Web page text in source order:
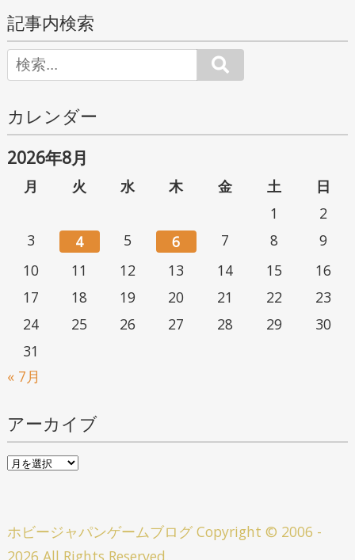
記事内検索
カレンダー
2026年8月
月 火 水 木 金 土
日
1
2
3
4 5 6 7 8
9
10
11 12 13 14 15
16
17
18 19 20 21 22
23
24
25 26 27 28 29
30
31
« 7月
アーカイブ
ア
イ
ホビージャパンゲームブログCopyright © 2006 -
2026 All Rights Reserved.